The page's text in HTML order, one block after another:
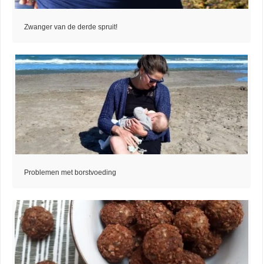
Zwanger van de derde spruit!
Problemen met borstvoeding